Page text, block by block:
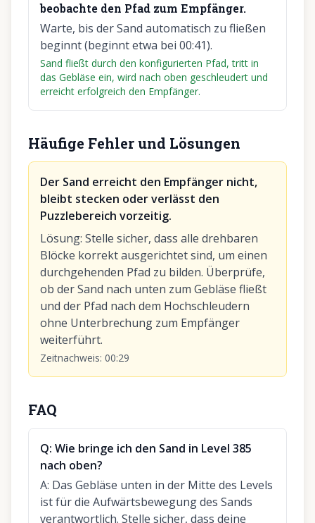
beobachte den Pfad zum Empfänger.
Warte, bis der Sand automatisch zu fließen
beginnt (beginnt etwa bei 00:41).
Sand fließt durch den konfigurierten Pfad, tritt in
das Gebläse ein, wird nach oben geschleudert und
erreicht erfolgreich den Empfänger.
Häufige Fehler und Lösungen
Der Sand erreicht den Empfänger nicht,
bleibt stecken oder verlässt den
Puzzlebereich vorzeitig.
Lösung: Stelle sicher, dass alle drehbaren
Blöcke korrekt ausgerichtet sind, um einen
durchgehenden Pfad zu bilden. Überprüfe,
ob der Sand nach unten zum Gebläse fließt
und der Pfad nach dem Hochschleudern
ohne Unterbrechung zum Empfänger
weiterführt.
Zeitnachweis: 00:29
FAQ
Q: Wie bringe ich den Sand in Level 385
nach oben?
A: Das Gebläse unten in der Mitte des Levels
ist für die Aufwärtsbewegung des Sands
verantwortlich. Stelle sicher, dass deine